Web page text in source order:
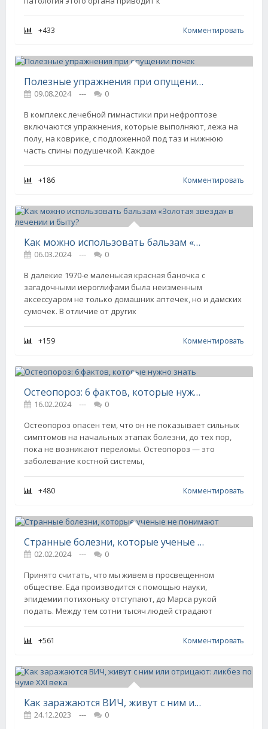
+433 Комментировать
Полезные упражнения при опущении почек
09.08.2024 ---
0
В комплекс лечебной гимнастики при нефроптозе
включаются упражнения, которые выполняют, лежа на
полу, на коврике, с подложенной под таз и нижнюю
часть спины подушечкой. Каждое
+186 Комментировать
Как можно использовать бальзам «Золотая звезда» в лечении и быту?
06.03.2024 ---
0
В далекие 1970-е маленькая красная баночка с
загадочными иероглифами была неизменным
аксессуаром не только домашних аптечек, но и дамских
сумочек. В отличие от других
+159 Комментировать
Остеопороз: 6 фактов, которые нужно знать
16.02.2024 ---
0
Остеопороз опасен тем, что он не показывает сильных
симптомов на начальных этапах болезни, до тех пор,
пока не возникают переломы. Остеопороз — это
заболевание костной системы,
+480 Комментировать
Странные болезни, которые ученые не понимают
02.02.2024 ---
0
Принято считать, что мы живем в просвещенном
обществе. Еда производится с помощью науки,
эпидемии потихоньку отступают, до Марса рукой
подать. Между тем сотни тысяч людей страдают
+561 Комментировать
Как заражаются ВИЧ, живут с ним или отрицают: ликбез по чуме XXI века
24.12.2023 ---
0